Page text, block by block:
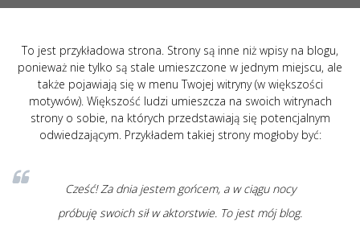
To jest przykładowa strona. Strony są inne niż wpisy na blogu,
ponieważ nie tylko są stale umieszczone w jednym miejscu, ale
także pojawiają się w menu Twojej witryny (w większości
motywów). Większość ludzi umieszcza na swoich witrynach
strony o sobie, na których przedstawiają się potencjalnym
odwiedzającym. Przykładem takiej strony mogłoby być:
Cześć! Za dnia jestem gońcem, a w ciągu nocy
próbuję swoich sił w aktorstwie. To jest mój blog.